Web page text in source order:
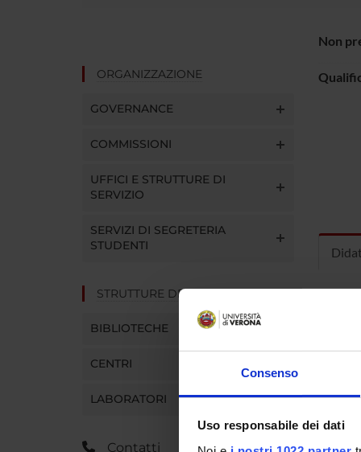
Consenso
Uso responsabile dei dati
ORGANIZZAZIONE
GOVERNANCE
COMMISSIONI
UFFICI E STRUTTURE DI
SERVIZIO
SERVIZI DI SEGRETERIA
STUDENTI
STRUTTURE DEL DIPARTIMENTO
BIBLIOTECHE
CENTRI
LABORATORI
Contatti
Non
Clicca